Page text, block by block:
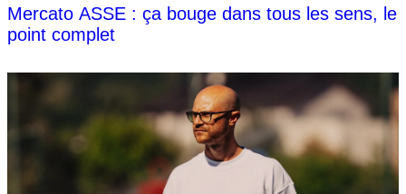
Mercato ASSE : ça bouge dans tous les sens, le
point complet